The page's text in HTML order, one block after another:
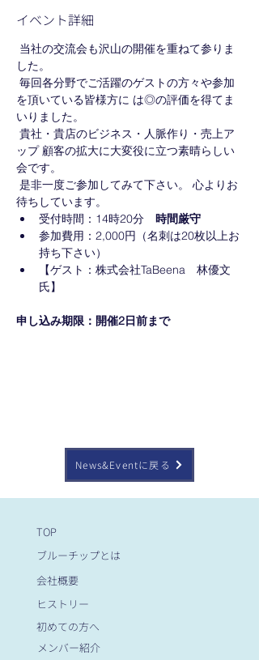
イベント詳細
当社の交流会も沢山の開催を重ねて参りま
した。
毎回各分野でご活躍のゲストの方々や参加
を頂いている皆様方に は◎の評価を得てま
いりました。
貴社・貴店のビジネス・人脈作り・売上ア
ップ 顧客の拡大に大変役に立つ素晴らしい
会です。
是非一度ご参加してみて下さい。 心よりお
待ちしています。
受付時間：14時20分 時間厳守
参加費用：2,000円（名刺は20枚以上お
持ち下さい）
【ゲスト：株式会社TaBeena　林優文
氏】
申し込み期限：開催2日前まで
News&Eventに戻る
TOP
ブルーチップとは
会社概要
ヒストリー
初めての方へ
メンバー紹介